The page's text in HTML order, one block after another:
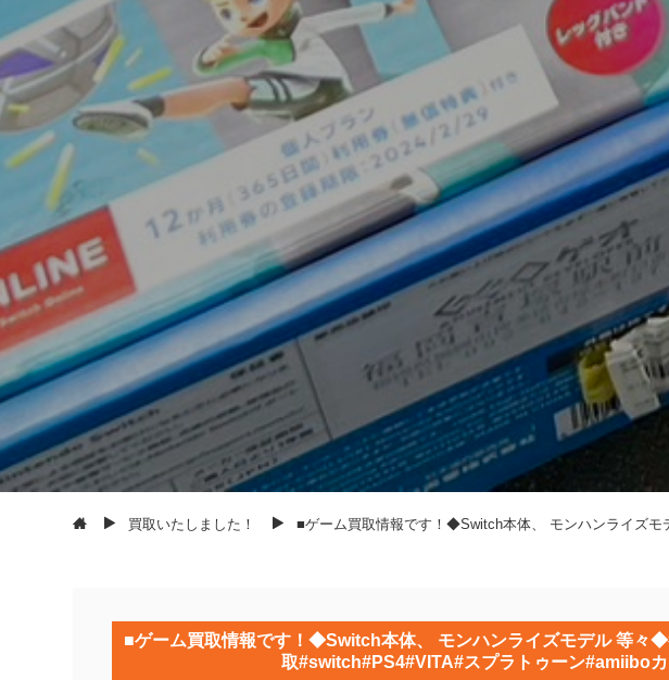
買取いたしました！ ■ゲーム買取情報です！◆Switch本体、 モンハンライズ
■ゲーム買取情報です！◆Switch本体、 モンハンライズモデル 等々
取#switch#PS4#VITA#スプラトゥーン#amiibo